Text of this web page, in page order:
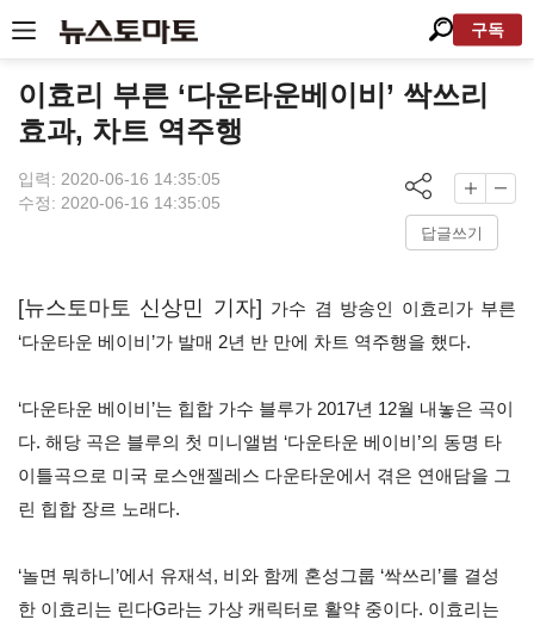
구독
이효리 부른 ‘다운타운베이비’ 싹쓰리
효과, 차트 역주행
입력: 2020-06-16 14:35:05
수정: 2020-06-16 14:35:05
답글쓰기
[뉴스토마토 신상민 기자]
가수 겸 방송인 이효리가 부른
‘다운타운 베이비 ’가 발매 2년 반 만에 차트 역주행을 했다.
‘다운타운 베이비 ’는 힙합 가수 블루가 2017년 12월 내놓은 곡이
다. 해당 곡은 블루의 첫 미니앨범 ‘다운타운 베이비 ’의 동명 타
이틀곡으로 미국 로스앤젤레스 다운타운에서 겪은 연애담을 그
린 힙합 장르 노래다.
‘놀면 뭐하니 ’에서 유재석, 비와 함께 혼성그룹 ‘싹쓰리 ’를 결성
한 이효리는 린다G라는 가상 캐릭터로 활약 중이다. 이효리는